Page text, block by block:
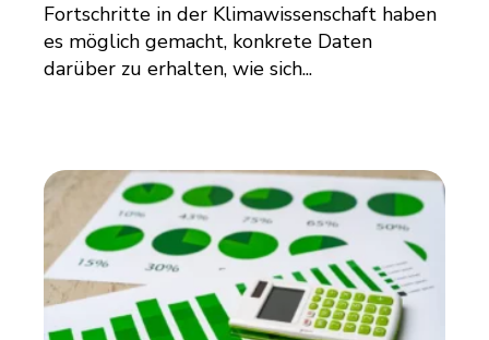
Fortschritte in der Klimawissenschaft haben
es möglich gemacht, konkrete Daten
darüber zu erhalten, wie sich...